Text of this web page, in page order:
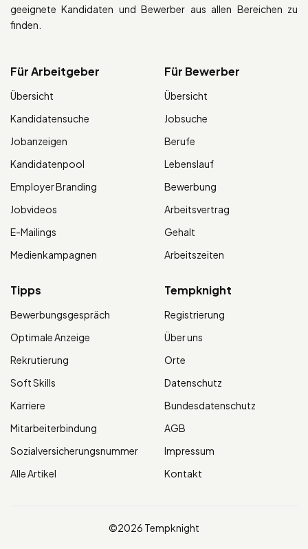
geeignete Kandidaten und Bewerber aus allen Bereichen zu
finden.
Für Arbeitgeber
Übersicht
Kandidatensuche
Jobanzeigen
Kandidatenpool
Employer Branding
Jobvideos
E-Mailings
Medienkampagnen
Für Bewerber
Übersicht
Jobsuche
Berufe
Lebenslauf
Bewerbung
Arbeitsvertrag
Gehalt
Arbeitszeiten
Tipps
Bewerbungsgespräch
Optimale Anzeige
Rekrutierung
Soft Skills
Karriere
Mitarbeiterbindung
Sozialversicherungsnummer
Alle Artikel
Tempknight
Registrierung
Über uns
Orte
Datenschutz
Bundesdatenschutz
AGB
Impressum
Kontakt
©2026 Tempknight